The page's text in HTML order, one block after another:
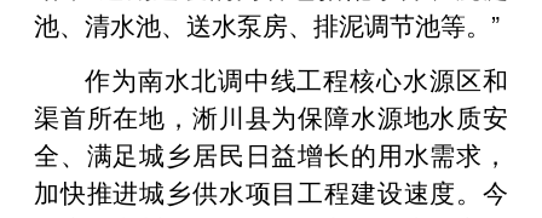
池、清水池、送水泵房、排泥调节池等。”
作为南水北调中线工程核心水源区和
渠首所在地，淅川县为保障水源地水质安
全、满足城乡居民日益增长的用水需求，
加快推进城乡供水项目工程建设速度。今